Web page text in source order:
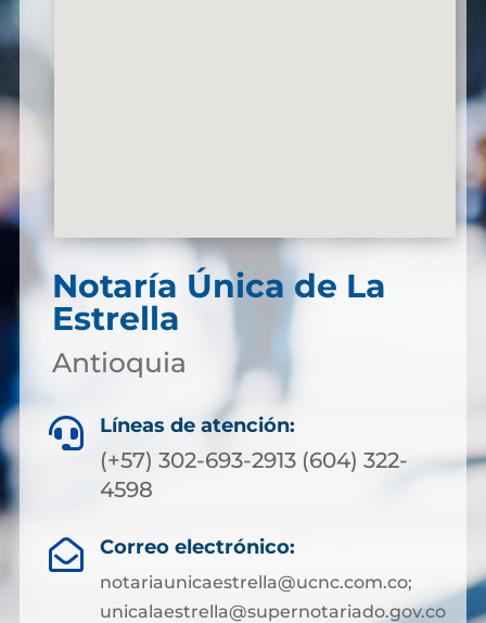
Notaría Única de La
Estrella
Antioquia
 Líneas de atención:
(+57) 302-693-2913 (604) 322-
4598
 Correo electrónico:
notariaunicaestrella@ucnc.com.co;
unicalaestrella@supernotariado.gov.co